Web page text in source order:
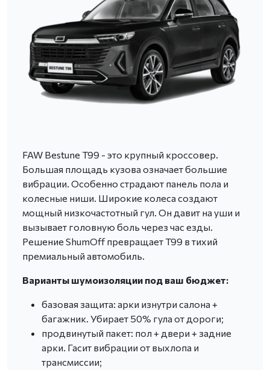
FAW Bestune T99 - это крупный кроссовер.
Большая площадь кузова означает большие
вибрации. Особенно страдают панель пола и
колесные ниши. Широкие колеса создают
мощный низкочастотный гул. Он давит на уши и
вызывает головную боль через час езды.
Решение ShumOff превращает T99 в тихий
премиальный автомобиль.
Варианты шумоизоляции под ваш бюджет:
базовая защита: арки изнутри салона +
багажник. Убирает 50% гула от дороги;
продвинутый пакет: пол + двери + задние
арки. Гасит вибрации от выхлопа и
трансмиссии;